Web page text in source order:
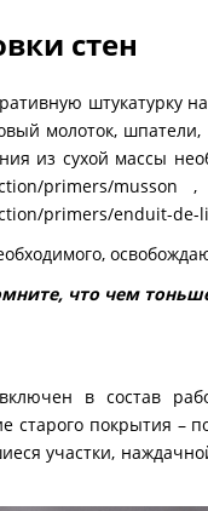
стен
штукатурку
молоток,
из сухой массы
primers/musson ,
primers/enduit-de-
что чем
в состав
старого покрытия
участки,